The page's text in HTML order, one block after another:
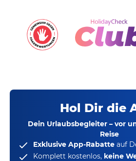
Hol Dir die
Dein Urlaubsbegleiter – vor
Reise
Exklusive App-Rabatte auf
Komplett kostenlos, keine